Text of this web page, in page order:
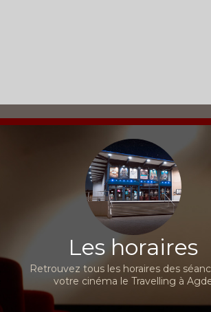
Les horaires
Retrouvez tous les horaires des
votre cinéma le Travelling à